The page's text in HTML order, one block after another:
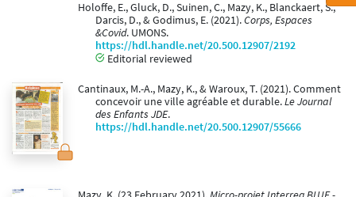
Holoffe, E., Gluck, D., Suinen, C., Mazy, K., Blanckaert, S.,
Darcis, D., & Godimus, E. (2021).Corps, Espaces
&Covid. UMONS.
https://hdl.handle.net/20.500.12907/2192
Editorial reviewed
Cantinaux, M.-A., Mazy, K., & Waroux, T. (2021). Comment
concevoir une ville agréable et durable.Le Journal
des Enfants JDE.
https://hdl.handle.net/20.500.12907/55666